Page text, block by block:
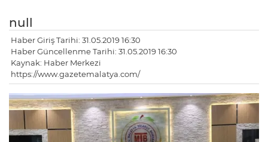
null
Haber Giriş Tarihi: 31.05.2019 16:30
Haber Güncellenme Tarihi: 31.05.2019 16:30
Kaynak: Haber Merkezi
https://www.gazetemalatya.com/